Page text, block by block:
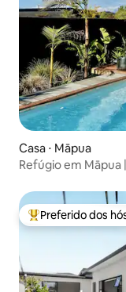
Casa ⋅ Māpua
Refúgio em Māpua
Entre os melhores
Preferido dos